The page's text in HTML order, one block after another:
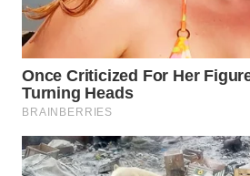
CILEUNGSI
BERKAT
NEWS
BERAMPU